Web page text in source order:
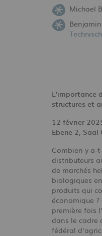
Michael
L'importance
structures et
12 février
Ebene 2, Saal
Combien y a-
distributeurs
de marchés
biologiques
produits qui
économique
première fois
dans le cadre
fédéral